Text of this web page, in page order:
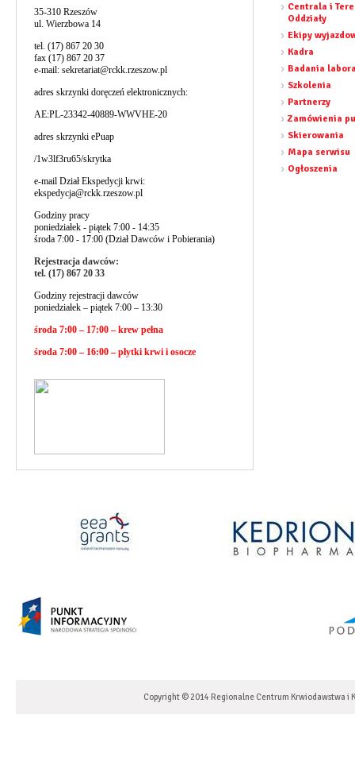
35-310 Rzeszów
ul. Wierzbowa 14
tel. (17) 867 20 30
fax (17) 867 20 37
e-mail: sekretariat@rckk.rzeszow.pl
adres skrzynki doręczeń elektronicznych:
AE:PL-23342-40889-WWVHE-20
adres skrzynki ePuap
/1w3lf3ru65/skrytka
e-mail Dział Ekspedycji krwi:
ekspedycja@rckk.rzeszow.pl
Godziny pracy
poniedziałek - piątek 7:00 - 14:35
środa 7:00 - 17:00 (Dział Dawców i Pobierania)
Rejestracja dawców:
tel. (17) 867 20 33
Godziny rejestracji dawców
poniedziałek – piątek 7:00 – 13:30
środa 7:00 – 17:00 – krew pełna
środa 7:00 – 16:00 – płytki krwi i osocze
Centrala i
Oddziały
Ekipy
Kadra
Badania
Szkolenia
Partnerzy
Zamówienia
Skierowania
Mapa serwisu
Ogłoszenia
Copyright © 2014 Regionalne Centrum Krwiodawstwa